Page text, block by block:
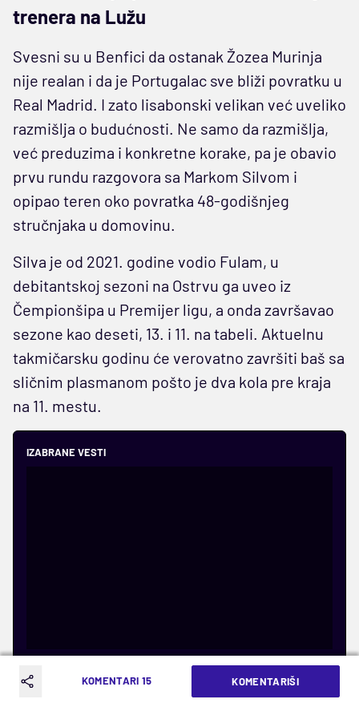
trenera na Lužu
Svesni su u Benfici da ostanak Žozea Murinja
nije realan i da je Portugalac sve bliži povratku u
Real Madrid. I zato lisabonski velikan već uveliko
razmišlja o budućnosti. Ne samo da razmišlja,
već preduzima i konkretne korake, pa je obavio
prvu rundu razgovora sa Markom Silvom i
opipao teren oko povratka 48-godišnjeg
stručnjaka u domovinu.
Silva je od 2021. godine vodio Fulam, u
debitantskoj sezoni na Ostrvu ga uveo iz
Čempionšipa u Premijer ligu, a onda završavao
sezone kao deseti, 13. i 11. na tabeli. Aktuelnu
takmičarsku godinu će verovatno završiti baš sa
sličnim plasmanom pošto je dva kola pre kraja
na 11. mestu.
IZABRANE VESTI
KOMENTARI 15 KOMENTARIŠI